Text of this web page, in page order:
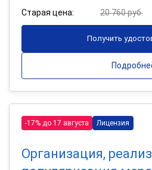
Старая цена:
20 760 руб.
Получить
-17% до 17 августа Лицензия
Организация,